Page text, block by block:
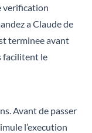
verification
a Claude de
terminee avant
facilitent le
Avant de passer
l’execution